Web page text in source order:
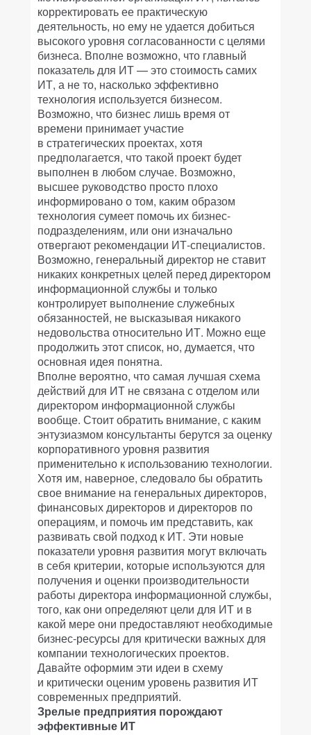
корректировать ее практическую
деятельность, но ему не удается добиться
высокого уровня согласованности с целями
бизнеса. Вполне возможно, что главный
показатель для ИТ — это стоимость самих
ИТ, а не то, насколько эффективно
технология используется бизнесом.
Возможно, что бизнес лишь время от
времени принимает участие
в стратегических проектах, хотя
предполагается, что такой проект будет
выполнен в любом случае. Возможно,
высшее руководство просто плохо
информировано о том, каким образом
технология сумеет помочь их бизнес-
подразделениям, или они изначально
отвергают рекомендации ИТ-специалистов.
Возможно, генеральный директор не ставит
никаких конкретных целей перед директором
информационной службы и только
контролирует выполнение служебных
обязанностей, не высказывая никакого
недовольства относительно ИТ. Можно еще
продолжить этот список, но, думается, что
основная идея понятна.
Вполне вероятно, что самая лучшая схема
действий для ИТ не связана с отделом или
директором информационной службы
вообще. Стоит обратить внимание, с каким
энтузиазмом консультанты берутся за оценку
корпоративного уровня развития
применительно к использованию технологии.
Хотя им, наверное, следовало бы обратить
свое внимание на генеральных директоров,
финансовых директоров и директоров по
операциям, и помочь им представить, как
развивать свой подход к ИТ. Эти новые
показатели уровня развития могут включать
в себя критерии, которые используются для
получения и оценки производительности
работы директора информационной службы,
того, как они определяют цели для ИТ и в
какой мере они предоставляют необходимые
бизнес-ресурсы для критически важных для
компании технологических проектов.
Давайте оформим эти идеи в схему
и критически оценим уровень развития ИТ
современных предприятий.
Зрелые предприятия порождают
эффективные ИТ